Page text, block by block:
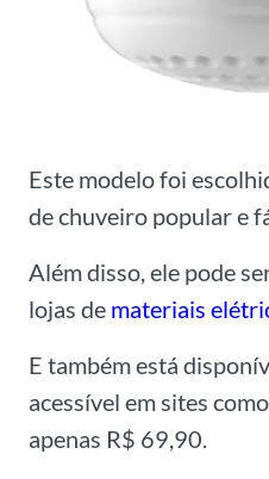
Este modelo foi
de chuveiro popular e
Além disso, ele pode
lojas de materiais
E também está
acessível em sites
apenas R$ 69,90.